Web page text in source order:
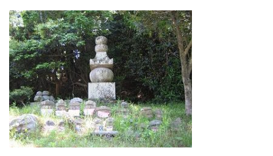
よくある質問
お役立ちリンク集
ご予約プラン一覧
English